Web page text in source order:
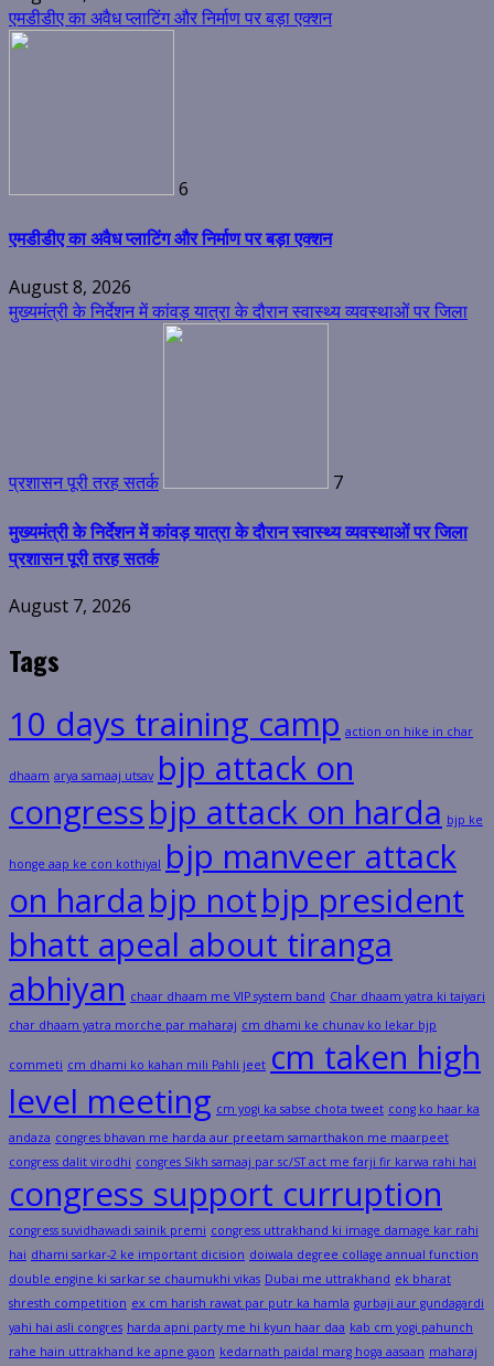
एमडीडीए का अवैध प्लाटिंग और निर्माण पर बड़ा एक्शन
6
एमडीडीए का अवैध प्लाटिंग और निर्माण पर बड़ा एक्शन
August 8, 2026
मुख्यमंत्री के निर्देशन में कांवड़ यात्रा के दौरान स्वास्थ्य व्यवस्थाओं पर जिला
प्रशासन पूरी तरह सतर्क 7
मुख्यमंत्री के निर्देशन में कांवड़ यात्रा के दौरान स्वास्थ्य व्यवस्थाओं पर जिला
प्रशासन पूरी तरह सतर्क
August 7, 2026
Tags
10 days training camp action on hike in char
dhaam arya samaaj utsav bjp attack on
congressbjp attack on harda bjp ke
honge aap ke con kothiyal bjp manveer attack
on harda bjp notbjp president
bhatt apeal about tiranga
abhiyan chaar dhaam me VIP system band Char dhaam yatra ki taiyari
char dhaam yatra morche par maharaj cm dhami ke chunav ko lekar bjp
commeti cm dhami ko kahan mili Pahli jeet cm taken high
level meeting cm yogi ka sabse chota tweet cong ko haar ka
andaza congres bhavan me harda aur preetam samarthakon me maarpeet
congress dalit virodhi congres Sikh samaaj par sc/ST act me farji fir karwa rahi hai
congress support curruption
congress suvidhawadi sainik premi congress uttrakhand ki image damage kar rahi
hai dhami sarkar-2 ke important dicision doiwala degree collage annual function
double engine ki sarkar se chaumukhi vikas Dubai me uttrakhand ek bharat
shresth competition ex cm harish rawat par putr ka hamla gurbaji aur gundagardi
yahi hai asli congres harda apni party me hi kyun haar daa kab cm yogi pahunch
rahe hain uttrakhand ke apne gaon kedarnath paidal marg hoga aasaan maharaj